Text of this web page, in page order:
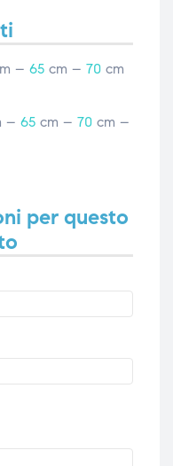
– 65cm – 70cm
– 65cm – 70cm –
per questo